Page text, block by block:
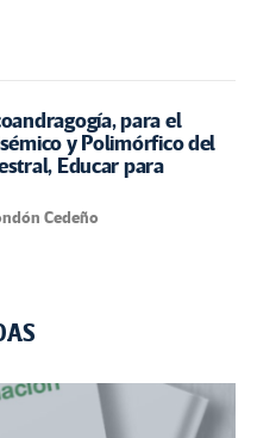
para el
y Polimórfico del
Educar para
Cedeño